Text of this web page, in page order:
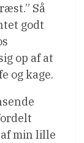
Så
godt
op af at
og kage.
min lille